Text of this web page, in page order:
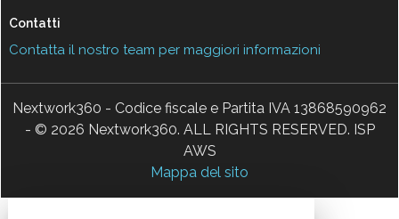
Contatti
Contatta il nostro team per maggiori informazioni
Nextwork360 - Codice fiscale e Partita IVA 13868590962
- © 2026 Nextwork360. ALL RIGHTS RESERVED. ISP
AWS
Mappa del sito